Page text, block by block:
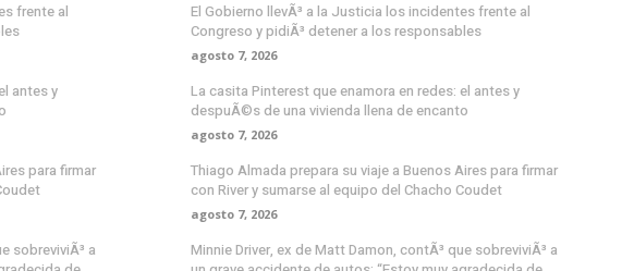
frente al
antes y
para firmar
sobreviviÃ³ a
El Gobierno llevÃ³ a la Justicia los incidentes frente al
Congreso y pidiÃ³ detener a los responsables
agosto 7, 2026
La casita Pinterest que enamora en redes: el antes y
despuÃ©s de una vivienda llena de encanto
agosto 7, 2026
Thiago Almada prepara su viaje a Buenos Aires para firmar
con River y sumarse al equipo del Chacho Coudet
agosto 7, 2026
Minnie Driver, ex de Matt Damon, contÃ³ que sobreviviÃ³ a